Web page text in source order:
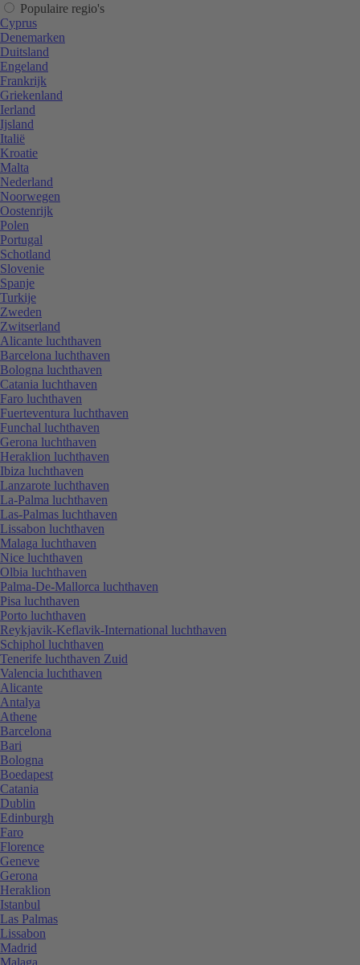
Populaire regio's
Cyprus
Denemarken
Duitsland
Engeland
Frankrijk
Griekenland
Ierland
Ijsland
Italië
Kroatie
Malta
Nederland
Noorwegen
Oostenrijk
Polen
Portugal
Schotland
Slovenie
Spanje
Turkije
Zweden
Zwitserland
Alicante luchthaven
Barcelona luchthaven
Bologna luchthaven
Catania luchthaven
Faro luchthaven
Fuerteventura luchthaven
Funchal luchthaven
Gerona luchthaven
Heraklion luchthaven
Ibiza luchthaven
Lanzarote luchthaven
La-Palma luchthaven
Las-Palmas luchthaven
Lissabon luchthaven
Malaga luchthaven
Nice luchthaven
Olbia luchthaven
Palma-De-Mallorca luchthaven
Pisa luchthaven
Porto luchthaven
Reykjavik-Keflavik-International luchthaven
Schiphol luchthaven
Tenerife luchthaven Zuid
Valencia luchthaven
Alicante
Antalya
Athene
Barcelona
Bari
Bologna
Boedapest
Catania
Dublin
Edinburgh
Faro
Florence
Geneve
Gerona
Heraklion
Istanbul
Las Palmas
Lissabon
Madrid
Malaga